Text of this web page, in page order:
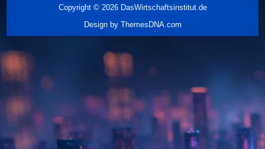
Copyright © 2026 DasWirtschaftsinstitut.de
Design by ThemesDNA.com